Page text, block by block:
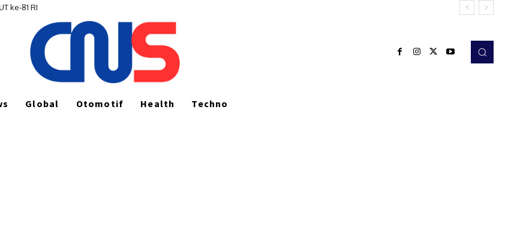
ke-81 RI
Global Otomotif Health Techno